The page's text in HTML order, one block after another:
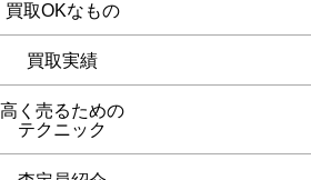
買取OKなもの
買取実績
高く売るための
テクニック